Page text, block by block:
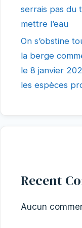
serrais pas du
mettre l’eau
On s’obstine
la berge
le 8 janvier
les espèces
Recent
Aucun